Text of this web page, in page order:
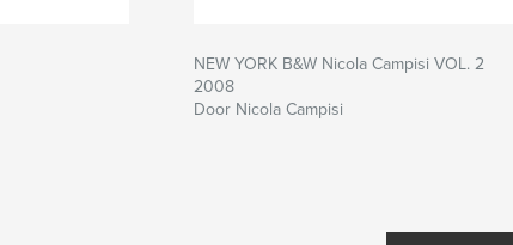
NEW YORK B&W Nicola Campisi VOL. 2
2008
Door Nicola Campisi